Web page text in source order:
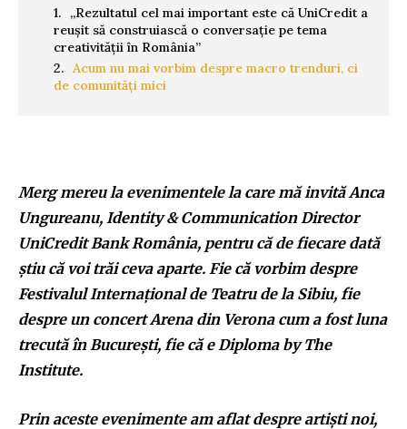
„Rezultatul cel mai important este că UniCredit a
reușit să construiască o conversație pe tema
creativității în România”
Acum nu mai vorbim despre macro trenduri, ci
de comunități mici
Merg mereu la evenimentele la care mă invită Anca
Ungureanu, Identity & Communication Director
UniCredit Bank România, pentru că de fiecare dată
știu că voi trăi ceva aparte. Fie că vorbim despre
Festivalul Internațional de Teatru de la Sibiu, fie
despre un concert Arena din Verona cum a fost luna
trecută în București, fie că e Diploma by The
Institute.
Prin aceste evenimente am aflat despre artiști noi,